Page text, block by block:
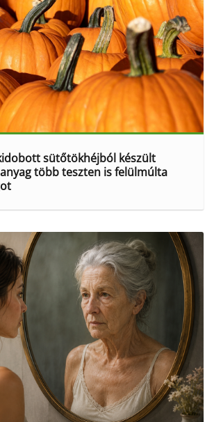
sütőtökhéjból készült
több teszten is felülmúlta